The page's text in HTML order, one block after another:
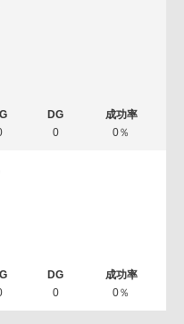
0 0％
0 0％